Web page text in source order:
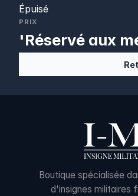
Épuisé
PRIX
'Réservé aux
Boutique spécialisée
d'insignes militaires